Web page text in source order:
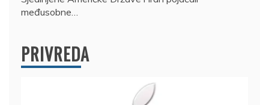
međusobne…
PRIVREDA